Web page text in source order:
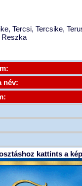
Tercsi, Tercsike,
Reszka
név:
kattints a